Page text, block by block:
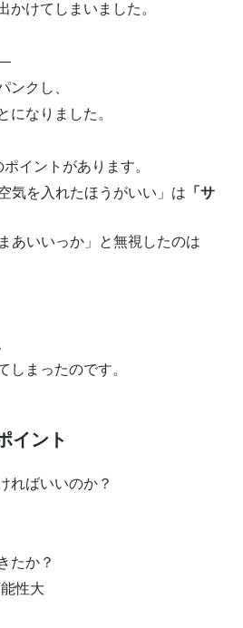
けてしまいました。
クし、
なりました。
イントがあります。
気を入れたほうがいい」は 「サ
あいいっか」と無視したのは
まったのです。
イント
ればいいのか？
たか？
性大